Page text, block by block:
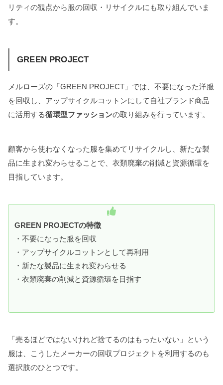
リティの観点から服の回収・リサイクルにも取り組んでいま
す。
GREEN PROJECT
メルローズの「GREEN PROJECT」では、不要になった洋服
を回収し、アップサイクルコットンにして自社ブランド商品
に活用する循環型ファッションの取り組みを行っています。
顧客から使わなくなった服を集めてリサイクルし、新たな製
品に生まれ変わらせることで、衣類廃棄の削減と資源循環を
目指しています。
GREEN PROJECTの特徴
・不要になった服を回収
・アップサイクルコットンとして再利用
・新たな製品に生まれ変わらせる
・衣類廃棄の削減と資源循環を目指す
「売るほどではないけれど捨てるのはもったいない」という
服は、こうしたメーカーの回収プロジェクトを利用するのも
選択肢のひとつです。